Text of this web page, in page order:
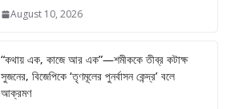
August 10, 2026
“কথায় এক, কাজে আর এক”—শমীককে তীব্র কটাক্ষ
সুজনের, বিজেপিকে ‘তৃণমূলের পুনর্বাসন কেন্দ্র’ বলে
আক্রমণ